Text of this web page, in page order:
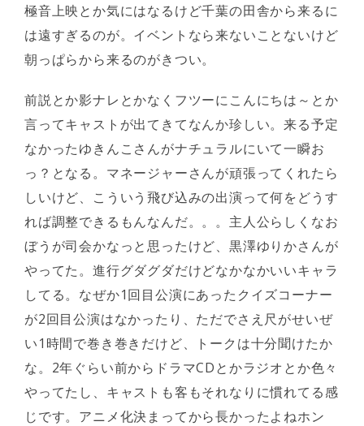
極音上映とか気にはなるけど千葉の田舎から来るに
は遠すぎるのが。イベントなら来ないことないけど
朝っぱらから来るのがきつい。
前説とか影ナレとかなくフツーにこんにちは～とか
言ってキャストが出てきてなんか珍しい。来る予定
なかったゆきんこさんがナチュラルにいて一瞬お
っ？となる。マネージャーさんが頑張ってくれたら
しいけど、こういう飛び込みの出演って何をどうす
れば調整できるもんなんだ。。。主人公らしくなお
ぼうが司会かなっと思ったけど、黒澤ゆりかさんが
やってた。進行グダグダだけどなかなかいいキャラ
してる。なぜか1回目公演にあったクイズコーナー
が2回目公演はなかったり、ただでさえ尺がせいぜ
い1時間で巻き巻きだけど、トークは十分聞けたか
な。2年ぐらい前からドラマCDとかラジオとか色々
やってたし、キャストも客もそれなりに慣れてる感
じです。アニメ化決まってから長かったよねホン